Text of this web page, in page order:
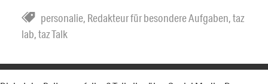
personalie, Redakteur für besondere Aufgaben,taz
lab,taz Talk